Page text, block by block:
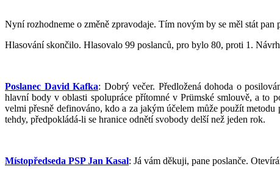
Nyní rozhodneme o změně zpravodaje. Tím novým by se měl stát
Hlasování skončilo. Hlasovalo 99 poslanců, pro bylo 80, proti 1.
Poslanec David Kafka: Dobrý večer. Předložená dohoda o
hlavní body v oblasti spolupráce přítomné v Prümské smlouvě, a to
velmi přesně definováno, kdo a za jakým účelem může použít
tehdy, předpokládá-li se hranice odnětí svobody delší než jeden rok.
Místopředseda PSP Jan Kasal: Já vám děkuji, pane poslanče.